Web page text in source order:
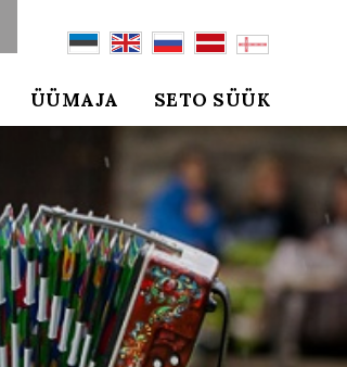
ÜÜMAJA SETO SÜÜK